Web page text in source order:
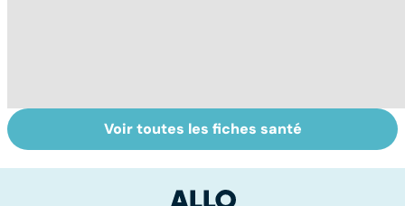
Pollution de l'air :
sommes-nous
Pollution : quand
le danger vient
Voir toutes les fiches santé